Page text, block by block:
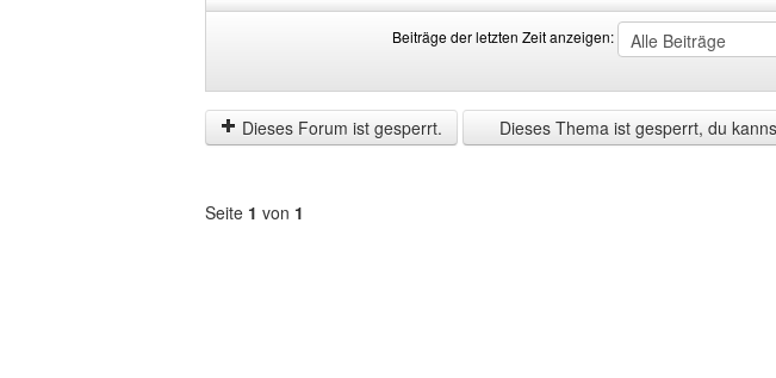
Beiträge der letzten Zeit anzeigen:
der
letzten
Zeit
by
Dieses Forum ist gesperrt.
Dieses Thema ist gesperrt, du
Seite 1 von 1